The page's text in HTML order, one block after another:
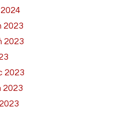
2023
2023
2023
2023